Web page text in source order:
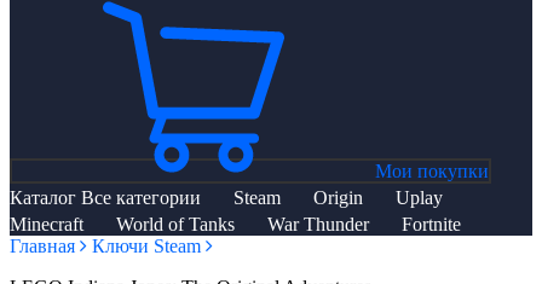
Мои покупки
Каталог Все категории Steam Origin
Uplay
Minecraft
World of Tanks War Thunder
Fortnite
Главная
Ключи Steam